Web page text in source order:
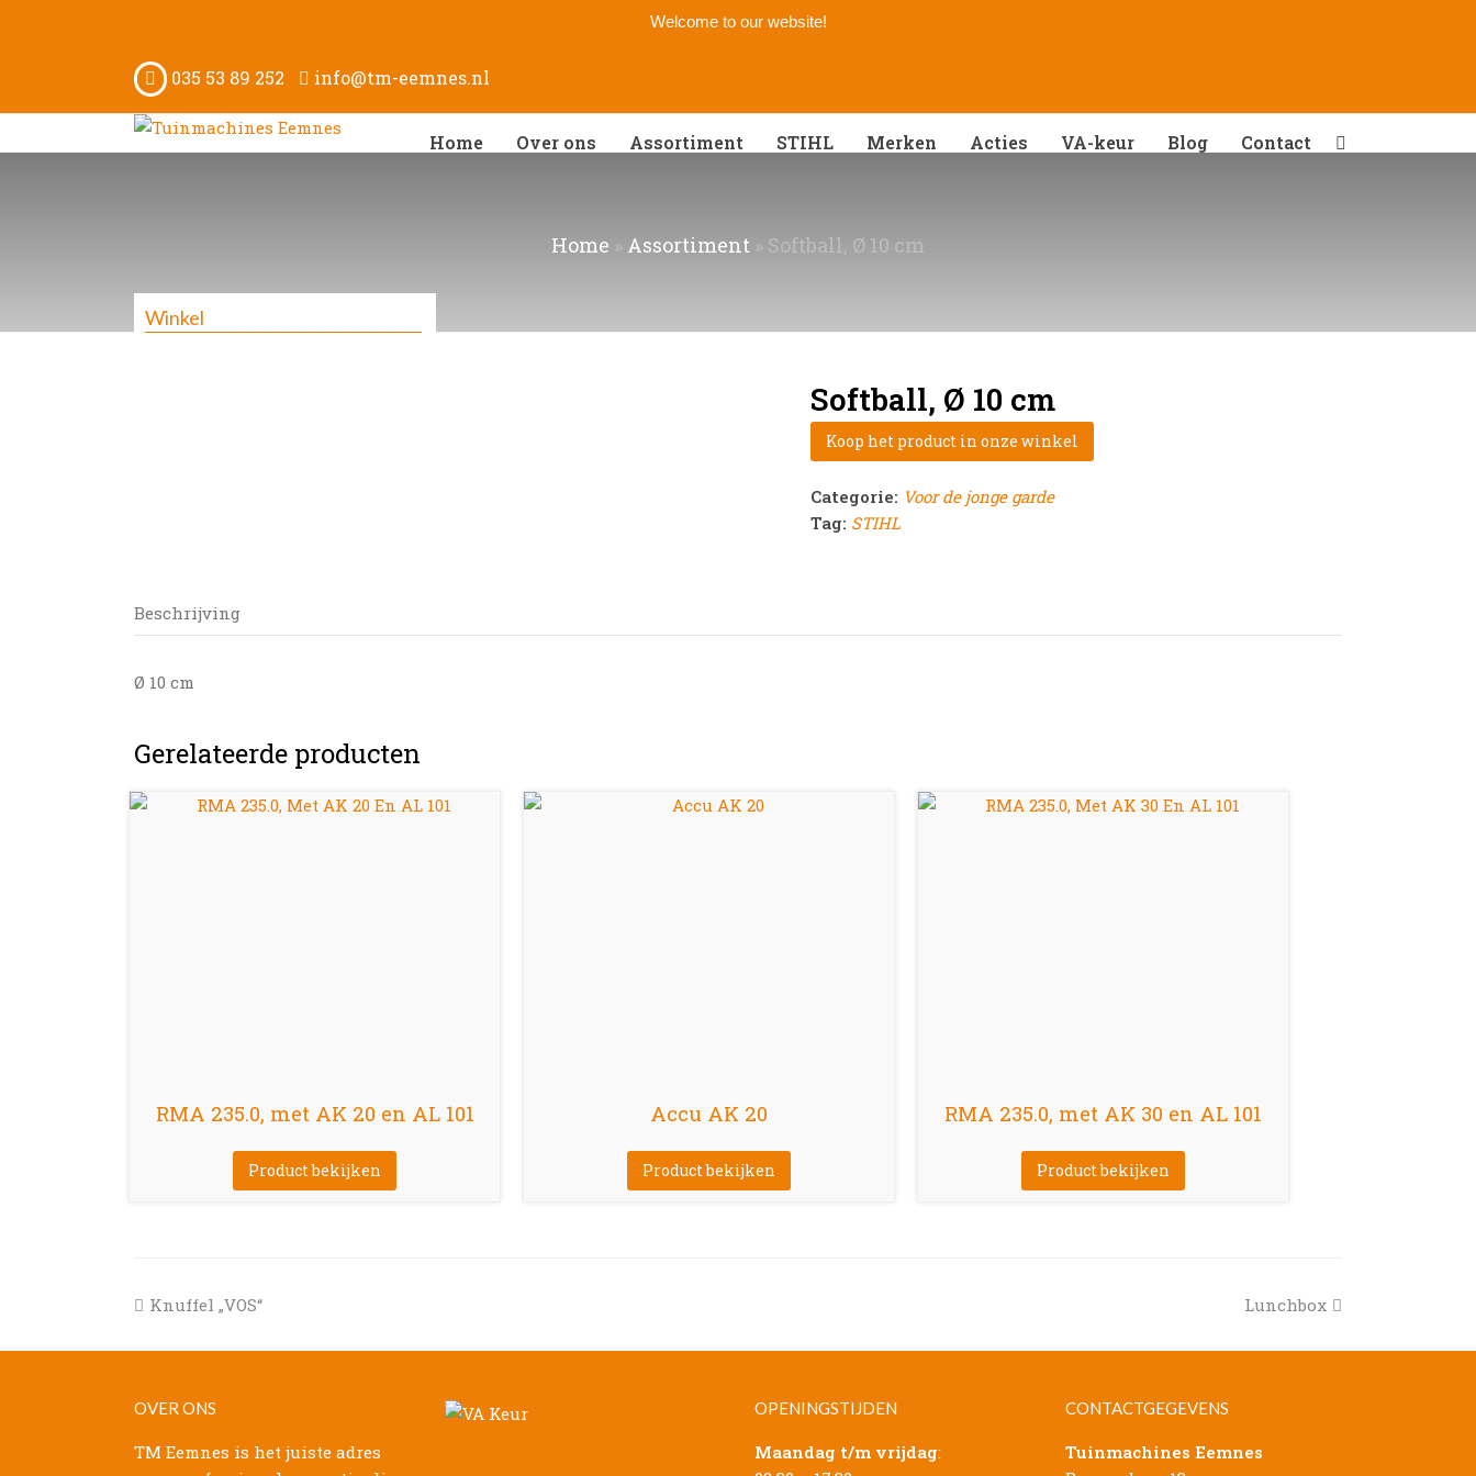
Welcome to our website!
035 53 89 252 info@tm-eemnes.nl
Home Over ons Assortiment STIHL Merken Acties VA-keur Blog Contact
Winkel
Home » Assortiment » Softball, Ø 10 cm
Softball, Ø 10 cm
Koop het product in onze winkel
Categorie: Voor de jonge garde
Tag: STIHL
Beschrijving
Ø 10 cm
Gerelateerde producten
RMA 235.0, met AK 20 en AL 101
Product bekijken
Accu AK 20
Product bekijken
RMA 235.0, met AK 30 en AL 101
Product bekijken
previous
Knuffel „VOS“
next
Lunchbox
OVER ONS
TM Eemnes is het juiste adres
OPENINGSTIJDEN
Maandag t/m vrijdag:
CONTACTGEGEVENS
Tuinmachines Eemnes